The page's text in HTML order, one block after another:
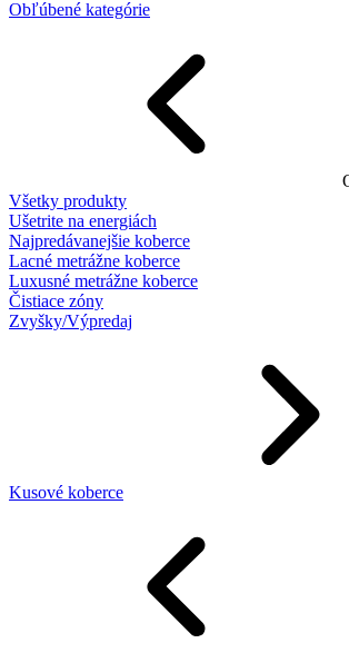
Obľúbené kategórie
Všetky produkty
Ušetrite na energiách
Najpredávanejšie koberce
Lacné metrážne koberce
Luxusné metrážne koberce
Čistiace zóny
Zvyšky/Výpredaj
Kusové koberce